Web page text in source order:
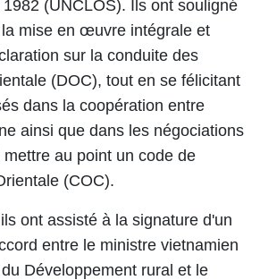
(UNCLOS). Ils ont souligné
mise en œuvre intégrale et
sur la conduite des
(DOC), tout en se félicitant
dans la coopération entre
ainsi que dans les négociations
au point un code de
(COC).
ont assisté à la signature d'un
entre le ministre vietnamien
Développement rural et le